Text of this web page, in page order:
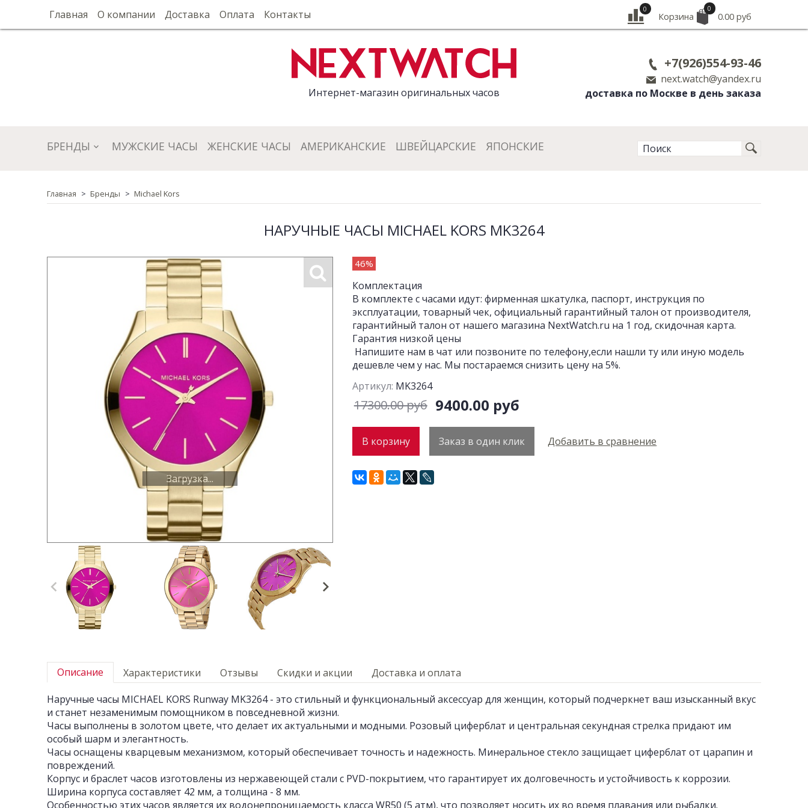
Главная О компании Доставка Оплата Контакты 0
Корзина
0
0.00 руб
Интернет-магазин оригинальных часов
+7(926)554-93-46
next.watch@yandex.ru
доставка по Москве в день заказа
БРЕНДЫ МУЖСКИЕ ЧАСЫ ЖЕНСКИЕ ЧАСЫ АМЕРИКАНСКИЕ ШВЕЙЦАРСКИЕ ЯПОНСКИЕ
Главная Бренды Michael Kors
НАРУЧНЫЕ ЧАСЫ MICHAEL KORS MK3264
Загрузка...
46%
Комплектация
В комплекте с часами идут: фирменная шкатулка, паспорт, инструкция по
эксплуатации, товарный чек, официальный гарантийный талон от производителя,
гарантийный талон от нашего магазина NextWatch.ru на 1 год, скидочная карта.
Гарантия низкой цены
Напишите нам в чат или позвоните по телефону,если нашли ту или иную модель
дешевле чем у нас. Мы постараемся снизить цену на 5%.
Артикул: MK3264
17300.00 руб 9400.00 руб
В корзину Заказ в один клик Добавить в сравнение
Описание
Наручные часы MICHAEL KORS Runway MK3264 - это стильный и функциональный аксессуар для женщин, который подчеркнет ваш изысканный вкус
и станет незаменимым помощником в повседневной жизни.
Часы выполнены в золотом цвете, что делает их актуальными и модными. Розовый циферблат и центральная секундная стрелка придают им
особый шарм и элегантность.
Часы оснащены кварцевым механизмом, который обеспечивает точность и надежность. Минеральное стекло защищает циферблат от царапин и
повреждений.
Корпус и браслет часов изготовлены из нержавеющей стали с PVD-покрытием, что гарантирует их долговечность и устойчивость к коррозии.
Ширина корпуса составляет 42 мм, а толщина - 8 мм.
Особенностью этих часов является их водонепроницаемость класса WR50 (5 атм), что позволяет носить их во время плавания или рыбалки.
Характеристики Отзывы Скидки и акции Доставка и оплата